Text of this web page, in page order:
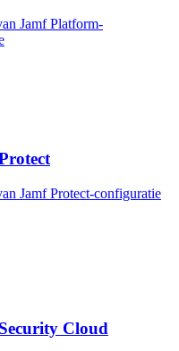
Jamf Platform-
Jamf Protect-configuratie
Cloud